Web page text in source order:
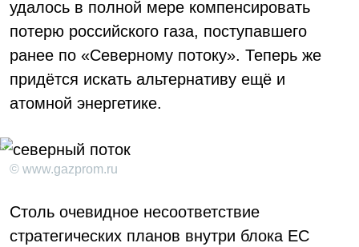
удалось в полной мере компенсировать
потерю российского газа, поступавшего
ранее по «Северному потоку». Теперь же
придётся искать альтернативу ещё и
атомной энергетике.
© www.gazprom.ru
Столь очевидное несоответствие
стратегических планов внутри блока ЕС